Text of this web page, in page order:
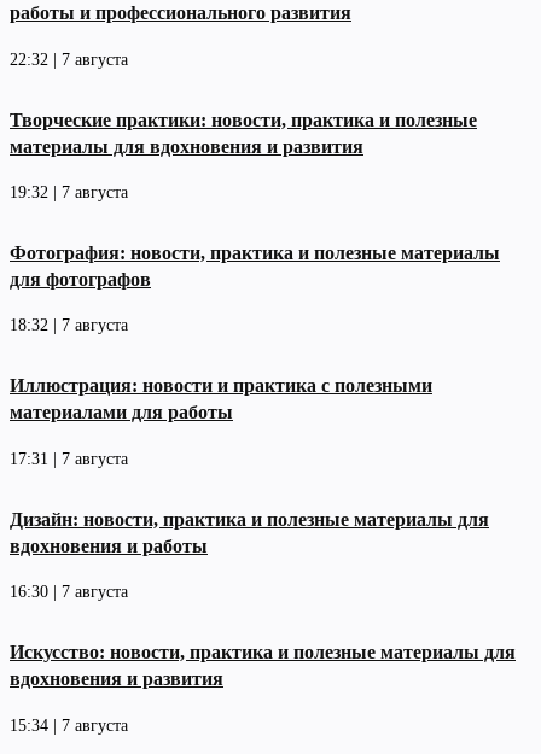
работы и профессионального развития
22:32 | 7 августа
Творческие практики: новости, практика и полезные
материалы для вдохновения и развития
19:32 | 7 августа
Фотография: новости, практика и полезные материалы
для фотографов
18:32 | 7 августа
Иллюстрация: новости и практика с полезными
материалами для работы
17:31 | 7 августа
Дизайн: новости, практика и полезные материалы для
вдохновения и работы
16:30 | 7 августа
Искусство: новости, практика и полезные материалы для
вдохновения и развития
15:34 | 7 августа